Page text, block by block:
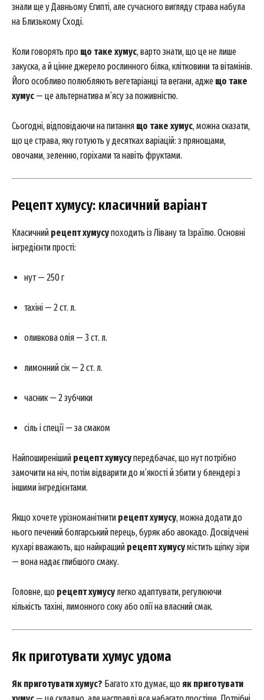
знали ще у Давньому Єгипті, але сучасного вигляду страва набула
на Близькому Сході.
Коли говорять про що таке хумус, варто знати, що це не лише
закуска, а й цінне джерело рослинного білка, клітковини та вітамінів.
Його особливо полюбляють вегетаріанці та вегани, адже що таке
хумус — це альтернатива м’ясу за поживністю.
Сьогодні, відповідаючи на питання що таке хумус, можна сказати,
що це страва, яку готують у десятках варіацій: з прянощами,
овочами, зеленню, горіхами та навіть фруктами.
Рецепт хумусу: класичний варіант
Класичний рецепт хумусупоходить із Лівану та Ізраїлю. Основні
інгредієнти прості:
нут — 250 г
тахіні — 2 ст. л.
оливкова олія — 3 ст. л.
лимонний сік — 2 ст. л.
часник — 2 зубчики
сіль і спеції — за смаком
Найпоширеніший рецепт хумусупередбачає, що нут потрібно
замочити на ніч, потім відварити до м’якості й збити у блендері з
іншими інгредієнтами.
Якщо хочете урізноманітнити рецепт хумусу, можна додати до
нього печений болгарський перець, буряк або авокадо. Досвідчені
кухарі вважають, що найкращий рецепт хумусумістить щіпку зіри
— вона надає глибшого смаку.
Головне, що рецепт хумусу легко адаптувати, регулюючи
кількість тахіні, лимонного соку або олії на власний смак.
Як приготувати хумус удома
Як приготувати хумус? Багато хто думає, що як приготувати